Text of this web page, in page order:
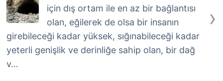
›
için dış ortam ile en az bir bağlantısı
olan, eğilerek de olsa bir insanın
girebileceği kadar yüksek, sığınabileceği kadar
yeterli genişlik ve derinliğe sahip olan, bir dağ
v…